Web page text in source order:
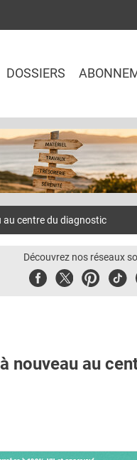
DOSSIERS
au centre du diagnostic
Découvrez nos réseaux
FacebookTwitterPinterest
nouveau au